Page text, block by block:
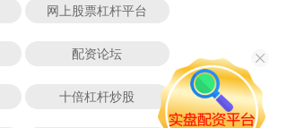
网上股票杠杆平台
配资论坛
十倍杠杆炒股